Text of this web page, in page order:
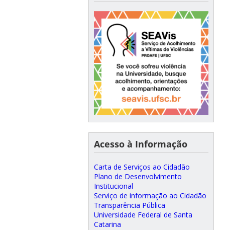
Acesso à Informação
Carta de Serviços ao Cidadão
Plano de Desenvolvimento
Institucional
Serviço de informação ao Cidadão
Transparência Pública
Universidade Federal de Santa
Catarina